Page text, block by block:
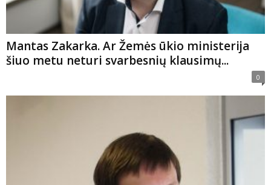
Mantas Zakarka. Ar Žemės ūkio ministerija
šiuo metu neturi svarbesnių klausimų...
0